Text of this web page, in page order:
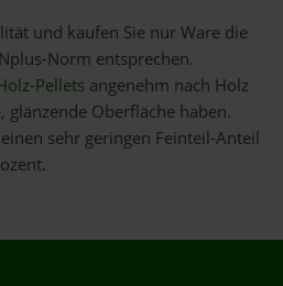
und kaufen Sie nur Ware die
Norm entsprechen.
Pellets angenehm nach Holz
glänzende Oberfläche haben.
sehr geringen Feinteil-Anteil